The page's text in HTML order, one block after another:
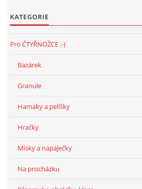
VÝROČNÍ ZPRÁVY
KONTAKT
NAPSALI O NÁS
AKCE
KATEGORIE
Pro ČTYŘNOŽCE :-)
Bazárek
Granule
Hamaky a pelíšky
Hračky
Misky a napáječky
Na procházku